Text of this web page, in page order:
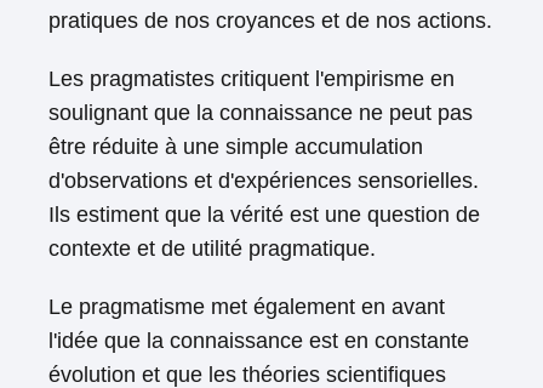
pratiques de nos croyances et de nos actions.
Les pragmatistes critiquent l'empirisme en
soulignant que la connaissance ne peut pas
être réduite à une simple accumulation
d'observations et d'expériences sensorielles.
Ils estiment que la vérité est une question de
contexte et de utilité pragmatique.
Le pragmatisme met également en avant
l'idée que la connaissance est en constante
évolution et que les théories scientifiques